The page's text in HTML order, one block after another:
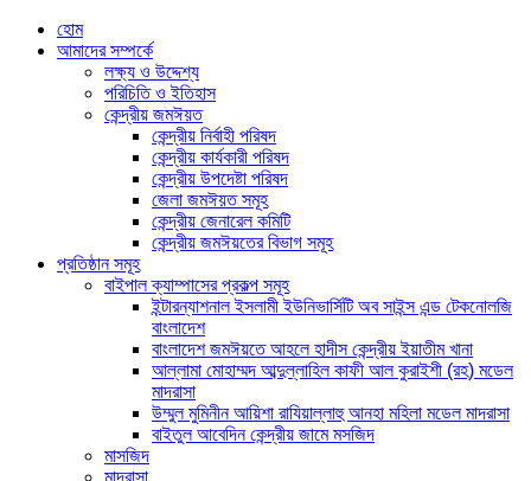
হোম
আমাদের সম্পর্কে
লক্ষ্য ও উদ্দেশ্য
পরিচিতি ও ইতিহাস
কেন্দ্রীয় জমঈয়ত
কেন্দ্রীয় নির্বাহী পরিষদ
কেন্দ্রীয় কার্যকারী পরিষদ
কেন্দ্রীয় উপদেষ্টা পরিষদ
জেলা জমঈয়ত সমূহ
কেন্দ্রীয় জেনারেল কমিটি
কেন্দ্রীয় জমঈয়তের বিভাগ সমূহ
প্রতিষ্ঠান সমূহ
বাইপাল ক্যাম্পাসের প্রকল্প সমূহ
ইন্টারন্যাশনাল ইসলামী ইউনিভার্সিটি অব সাইন্স এন্ড টেকনোলজি
বাংলাদেশ
বাংলাদেশ জমঈয়তে আহলে হাদীস কেন্দ্রীয় ইয়াতীম খানা
আল্লামা মোহাম্মদ আব্দুল্লাহিল কাফী আল কুরাইশী (রহ) মডেল
মাদরাসা
উম্মুল মুমিনীন আয়িশা রাযিয়াল্লাহু আনহা মহিলা মডেল মাদরাসা
বাইতুল আবেদিন কেন্দ্রীয় জামে মসজিদ
মাসজিদ
মাদরাসা